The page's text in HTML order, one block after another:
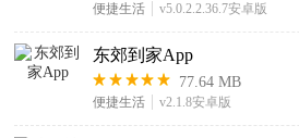
便捷生活 v5.0.2.2.36.7安卓版
东郊到家App
77.64 MB
便捷生活 v2.1.8安卓版